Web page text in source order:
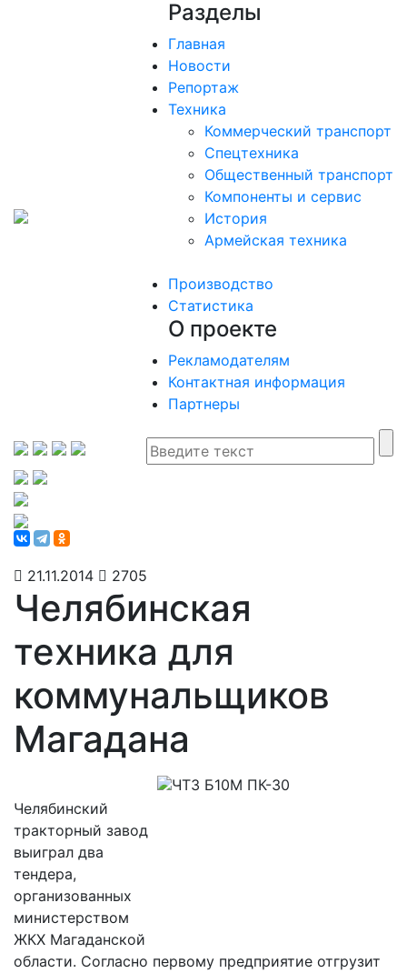
Разделы
Главная
Новости
Репортаж
Техника
Коммерческий транспорт
Спецтехника
Общественный транспорт
Компоненты и сервис
История
Армейская техника
Производство
Статистика
О проекте
Рекламодателям
Контактная информация
Партнеры
21.11.2014 2705
Челябинская
техника для
коммунальщиков
Магадана
Челябинский
тракторный завод
выиграл два
тендера,
организованных
министерством
ЖКХ Магаданской
области. Согласно первому предприятие отгрузит